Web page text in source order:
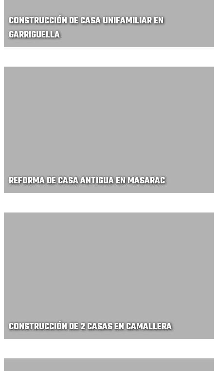
CONSTRUCCIÓN DE CASA UNIFAMILIAR EN
GARRIGUELLA
REFORMA DE CASA ANTIGUA EN MASARAC
CONSTRUCCIÓN DE 2 CASAS EN CAMALLERA